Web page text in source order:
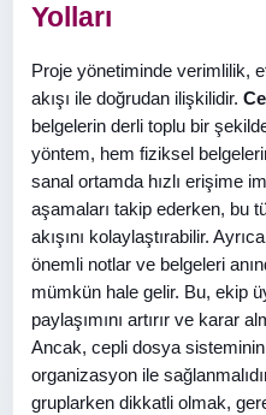
Yolları
Proje yönetiminde verimlilik,
akışı ile doğrudan ilişkilidir.
belgelerin derli toplu bir
yöntem, hem fiziksel
sanal ortamda hızlı erişime
aşamaları takip ederken, bu
akışını kolaylaştırabilir.
önemli notlar ve belgeleri
mümkün hale gelir. Bu, ekip
paylaşımını artırır ve karar
Ancak, cepli dosya
organizasyon ile
gruplarken dikkatli olmak,